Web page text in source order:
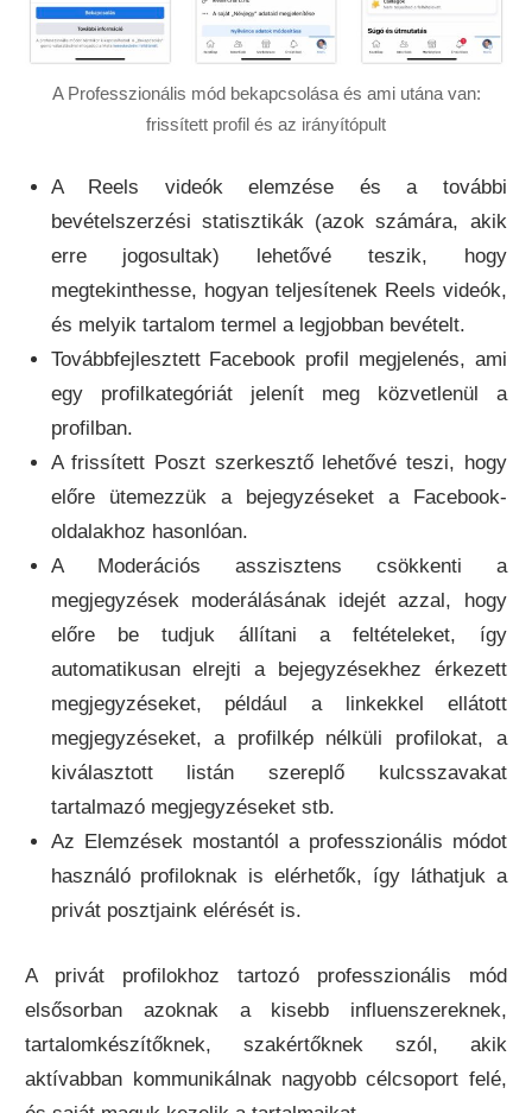
A Professzionális mód bekapcsolása és ami utána van:
frissített profil és az irányítópult
A Reels videók elemzése és a további
bevételszerzési statisztikák (azok számára, akik
erre jogosultak) lehetővé teszik, hogy
megtekinthesse, hogyan teljesítenek Reels videók,
és melyik tartalom termel a legjobban bevételt.
Továbbfejlesztett Facebook profil megjelenés, ami
egy profilkategóriát jelenít meg közvetlenül a
profilban.
A frissített Poszt szerkesztő lehetővé teszi, hogy
előre ütemezzük a bejegyzéseket a Facebook-
oldalakhoz hasonlóan.
A Moderációs asszisztens csökkenti a
megjegyzések moderálásának idejét azzal, hogy
előre be tudjuk állítani a feltételeket, így
automatikusan elrejti a bejegyzésekhez érkezett
megjegyzéseket, például a linkekkel ellátott
megjegyzéseket, a profilkép nélküli profilokat, a
kiválasztott listán szereplő kulcsszavakat
tartalmazó megjegyzéseket stb.
Az Elemzések mostantól a professzionális módot
használó profiloknak is elérhetők, így láthatjuk a
privát posztjaink elérését is.
A privát profilokhoz tartozó professzionális mód
elsősorban azoknak a kisebb influenszereknek,
tartalomkészítőknek, szakértőknek szól, akik
aktívabban kommunikálnak nagyobb célcsoport felé,